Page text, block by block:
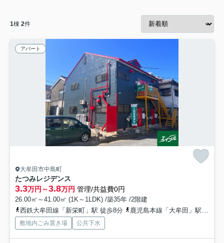
1棟 2件
アパート
大牟田市中島町
たつみレジデンス
3.3万円～3.8万円 管理/共益費0円
26.00㎡～41.00㎡ (1K～1LDK) /築35年 /2階建
西鉄大牟田線「新栄町」駅 徒歩8分
鹿児島本線「大牟田」駅 徒歩17分
敷地内ごみ置き場 公共下水